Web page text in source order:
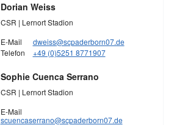
Dorian Weiss
CSR | Lernort Stadion
E-Mail
dweiss@scpaderborn07.de
Telefon
+49 (0)5251 8771907
Sophie Cuenca Serrano
CSR | Lernort Stadion
E-Mail
scuencaserrano@scpaderborn07.de